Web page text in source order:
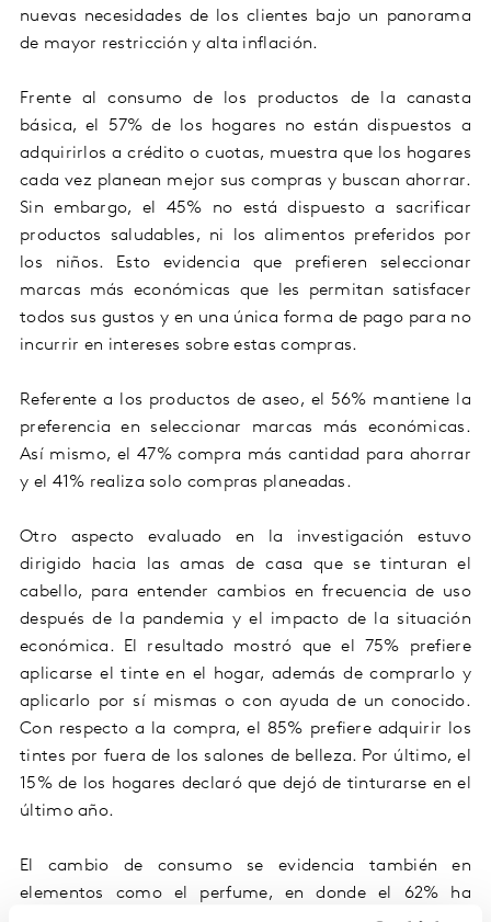
nuevas necesidades de los clientes bajo un panorama
de mayor restricción y alta inflación.
Frente al consumo de los productos de la canasta
básica, el 57% de los hogares no están dispuestos a
adquirirlos a crédito o cuotas, muestra que los hogares
cada vez planean mejor sus compras y buscan ahorrar.
Sin embargo, el 45% no está dispuesto a sacrificar
productos saludables, ni los alimentos preferidos por
los niños. Esto evidencia que prefieren seleccionar
marcas más económicas que les permitan satisfacer
todos sus gustos y en una única forma de pago para no
incurrir en intereses sobre estas compras.
Referente a los productos de aseo, el 56% mantiene la
preferencia en seleccionar marcas más económicas.
Así mismo, el 47% compra más cantidad para ahorrar
y el 41% realiza solo compras planeadas.
Otro aspecto evaluado en la investigación estuvo
dirigido hacia las amas de casa que se tinturan el
cabello, para entender cambios en frecuencia de uso
después de la pandemia y el impacto de la situación
económica. El resultado mostró que el 75% prefiere
aplicarse el tinte en el hogar, además de comprarlo y
aplicarlo por sí mismas o con ayuda de un conocido.
Con respecto a la compra, el 85% prefiere adquirir los
tintes por fuera de los salones de belleza. Por último, el
15% de los hogares declaró que dejó de tinturarse en el
último año.
El cambio de consumo se evidencia también en
elementos como el perfume, en donde el 62% ha